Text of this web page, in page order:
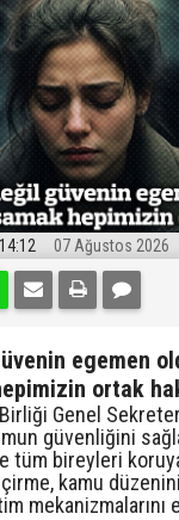
14:12 07 Ağustos 2026
egemen
ortak
Genel
güvenliğini
tüm bireyleri
kamu düzenini
mekanizmalarını